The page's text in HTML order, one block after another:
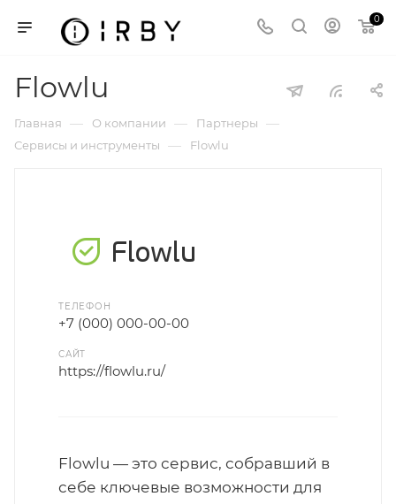
0
Flowlu
Главная — О компании — Партнеры —
Сервисы и инструменты — Flowlu
ТЕЛЕФОН
+7 (000) 000-00-00
САЙТ
https://flowlu.ru/
Flowlu — это сервис, собравший в
себе ключевые возможности для